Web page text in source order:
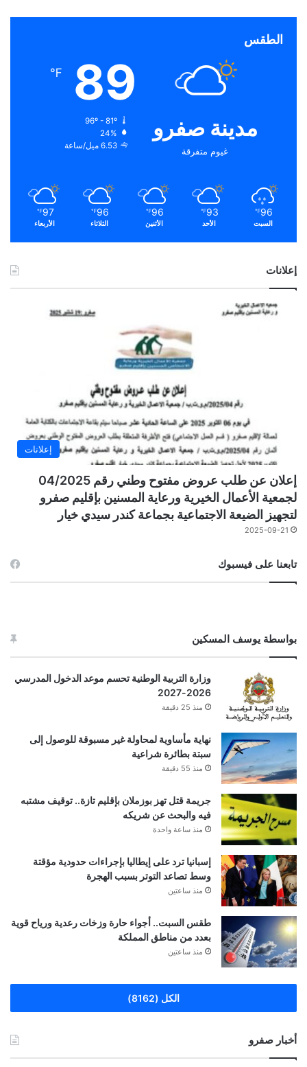
الطقس
مدينة صفرو
غيوم متفرقة
89
℉
96º - 81º
24%
6.53 ميل/ساعة
96
℉
السبت
93
℉
الأحد
96
℉
الأثنين
96
℉
الثلاثاء
97
℉
الأربعاء
إعلانات
إعلانات
إعلان عن طلب عروض مفتوح وطني رقم 04/2025
لجمعية الأعمال الخيرية ورعاية المسنين بإقليم صفرو
لتجهيز الضيعة الاجتماعية بجماعة كندر سيدي خيار
2025-09-21
تابعنا على فيسبوك
بواسطة يوسف المسكين
وزارة التربية الوطنية تحسم موعد الدخول المدرسي
2026-2027
منذ 25 دقيقة
نهاية مأساوية لمحاولة غير مسبوقة للوصول إلى
سبتة بطائرة شراعية
منذ 55 دقيقة
جريمة قتل تهز بوزملان بإقليم تازة.. توقيف مشتبه
فيه والبحث عن شريكه
منذ ساعة واحدة
إسبانيا ترد على إيطاليا بإجراءات حدودية مؤقتة
وسط تصاعد التوتر بسبب الهجرة
منذ ساعتين
طقس السبت.. أجواء حارة وزخات رعدية ورياح قوية
بعدد من مناطق المملكة
منذ ساعتين
الكل (8162)
أخبار صفرو